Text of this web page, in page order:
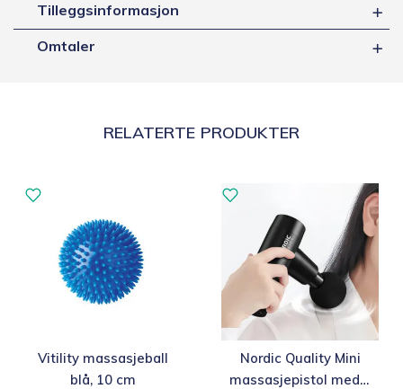
Tilleggsinformasjon
Omtaler
RELATERTE PRODUKTER
Vitility massasjeball
blå, 10 cm
Nordic Quality Mini
massasjepistol med 6